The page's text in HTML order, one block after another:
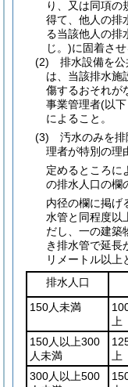
り、又は同項の
得て、他人の排
る当該他人の排
じ。)に固着させ
(2)
排水設備を
は、当該排水施
傷するおそれが
事業管理者(以
によること。
(3)
汚水のみを
理者が特別の理
定めるところに
の排水人口の欄
内径の欄に掲げ
水管と同程度以
だし、一の建築
き排水管で延長
リメートル以上
排水人口
150人未満
上
150人以上300
人未満
上
300人以上500